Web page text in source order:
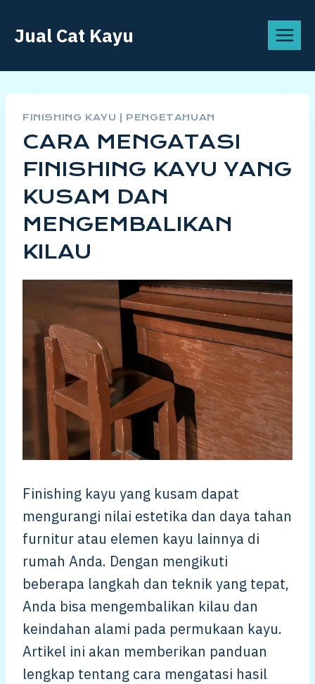
Jual Cat Kayu
FINISHING KAYU PENGETAHUAN
CARA MENGATASI
FINISHING KAYU YANG
KUSAM DAN
MENGEMBALIKAN
KILAU
Finishing kayu yang kusam dapat
mengurangi nilai estetika dan daya tahan
furnitur atau elemen kayu lainnya di
rumah Anda. Dengan mengikuti
beberapa langkah dan teknik yang tepat,
Anda bisa mengembalikan kilau dan
keindahan alami pada permukaan kayu.
Artikel ini akan memberikan panduan
lengkap tentang cara mengatasi hasil